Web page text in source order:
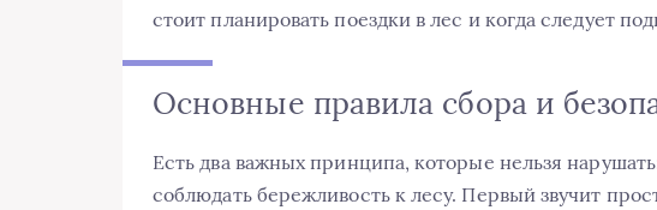
стоит планировать поездки в лес и когда следует
Основные правила сбора и
Есть два важных принципа, которые нельзя
соблюдать бережливость к лесу. Первый звучит